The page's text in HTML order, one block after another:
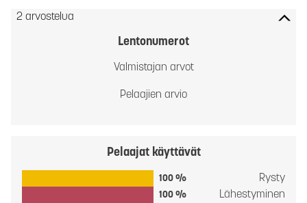
2 arvostelua
Lentonumerot
Valmistajan arvot
Pelaajien arvio
Pelaajat käyttävät
100 % Rysty
100 % Lähestyminen